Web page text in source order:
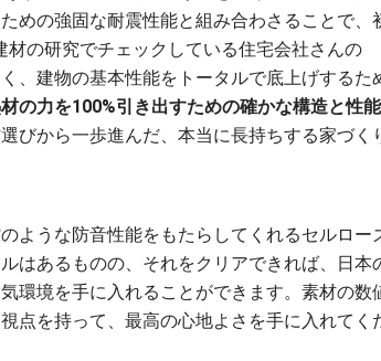
めの強固な耐震性能と組み合わさることで、
の研究でチェックしている住宅会社さんの
、建物の基本性能をトータルで底上げするた
の力を100%引き出すための確かな構造と性能
びから一歩進んだ、本当に長持ちする家づく
ような防音性能をもたらしてくれるセルロー
はあるものの、それをクリアできれば、日本
環境を手に入れることができます。素材の数
点を持って、最高の心地よさを手に入れてく